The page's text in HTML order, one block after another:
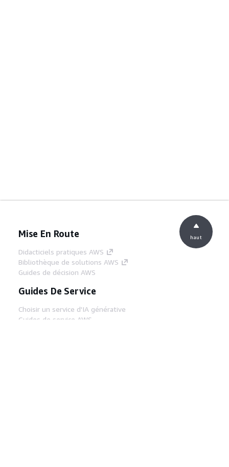
Mise En Route
Didacticiels pratiques AWS
Bibliothèque de solutions AWS
Guides de décision AWS
Guides De Service
Choisir un service d'IA générative
Guides de service AWS
haut